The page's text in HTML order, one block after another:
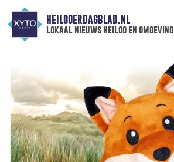
HEILOOERDAGBLAD.NL
lokaal nieuws heiloo en omgeving